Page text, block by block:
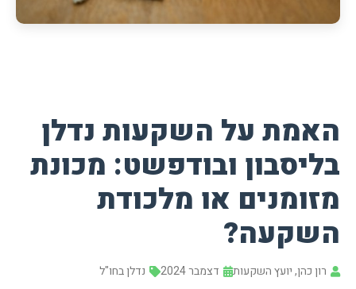
האמת על השקעות נדלן
בליסבון ובודפשט: מכונת
מזומנים או מלכודת
השקעה?
רון כהן, יועץ השקעות דצמבר 2024 נדלן בחו"ל